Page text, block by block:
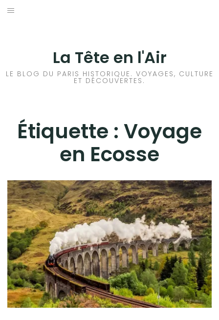
Aller
La Tête en l'Air
LE BLOG DU PARIS HISTORIQUE. VOYAGES, CULTURE
ET DÉCOUVERTES.
Étiquette : Voyage
en Ecosse
HISTOIRES EN ILE DE FRANCE
VOYAGES À L’ÉTRANGER